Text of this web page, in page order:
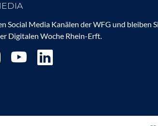
Social Media Kanälen der WFG und bleiben
Digitalen Woche Rhein-Erft.